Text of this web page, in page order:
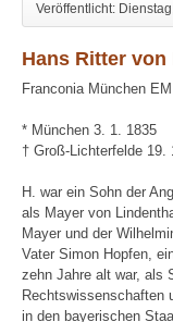
Veröffentlicht:
Hans Ritter von
Franconia München EM
* München 3. 1. 1835
† Groß-Lichterfelde 19.
H. war ein Sohn der
als Mayer von
Mayer und der
Vater Simon Hopfen,
zehn Jahre alt war, als
Rechtswissenschaften
in den bayerischen